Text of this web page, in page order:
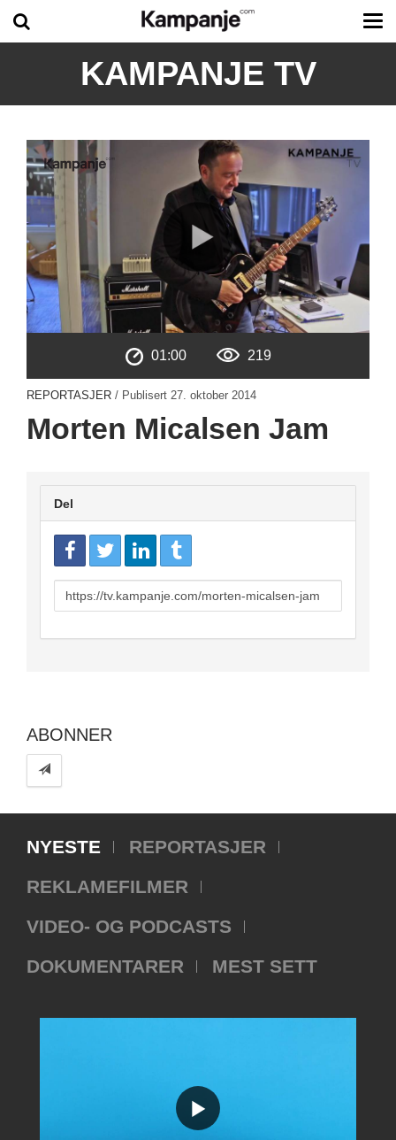
KAMPANJE TV
01:00 219
REPORTASJER / Publisert 27. oktober 2014
Morten Micalsen Jam
Del
URL
to
ABONNER
NYESTE
REPORTASJER
REKLAMEFILMER
VIDEO- OG PODCASTS
DOKUMENTARER
MEST SETT